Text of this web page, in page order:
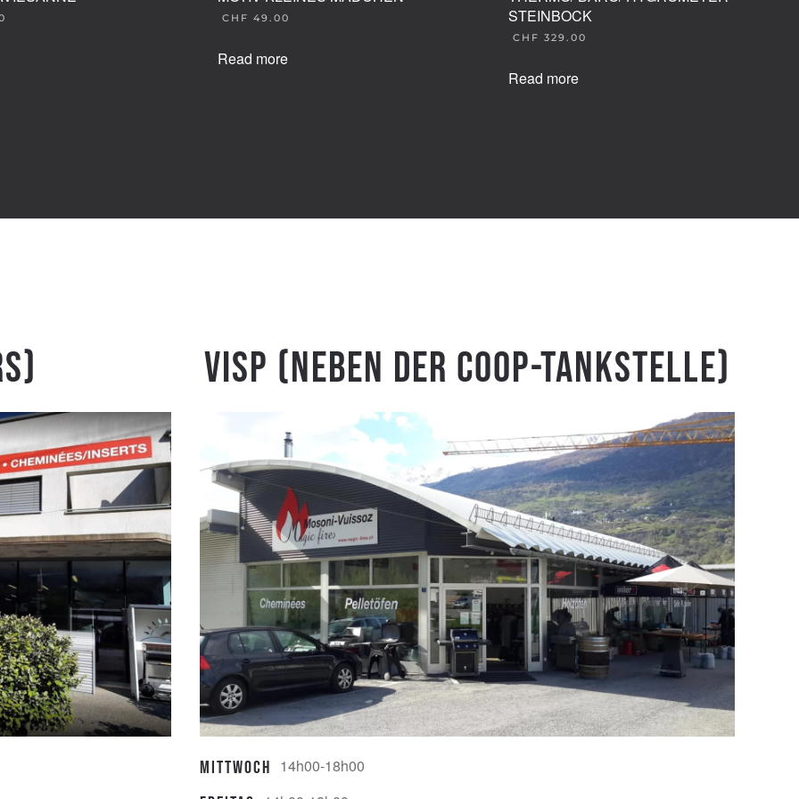
CHF 49.00
Read more
STEINBOCK
CHF 329.00
Read more
Visp (Neben der Coop-Tankstelle)
Mittwoch 14h00-18h00